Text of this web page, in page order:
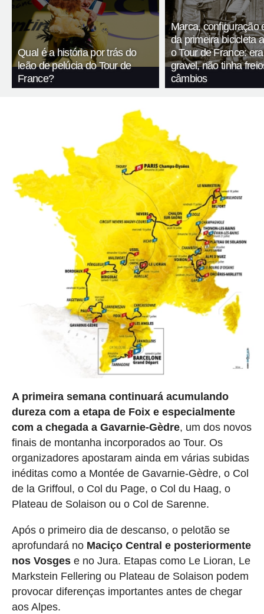
Qual é a história por trás do
leão de pelúcia do Tour de
France?
Marca, configuração
da primeira bicicleta
o Tour de France:
gravel, não tinha
câmbios
A primeira semana continuará acumulando
dureza com a etapa de Foix e especialmente
com a chegada a Gavarnie-Gèdre, um dos novos
finais de montanha incorporados ao Tour. Os
organizadores apostaram ainda em várias subidas
inéditas como a Montée de Gavarnie-Gèdre, o Col
de la Griffoul, o Col du Page, o Col du Haag, o
Plateau de Solaison ou o Col de Sarenne.
Após o primeiro dia de descanso, o pelotão se
aprofundará no Maciço Central e posteriormente
nos Vosgese no Jura. Etapas como Le Lioran, Le
Markstein Fellering ou Plateau de Solaison podem
provocar diferenças importantes antes de chegar
aos Alpes.